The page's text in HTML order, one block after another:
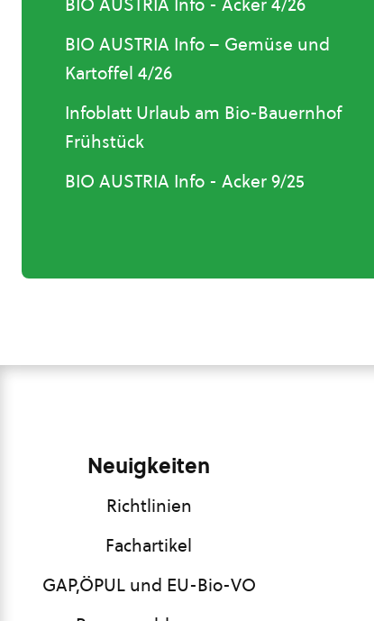
BIO AUSTRIA Info – Gemüse und
Kartoffel 4/26
Infoblatt Urlaub am Bio-Bauernhof
Frühstück
BIO AUSTRIA Info - Acker 9/25
Neuigkeiten
Richtlinien
Fachartikel
GAP,ÖPUL und EU-Bio-VO